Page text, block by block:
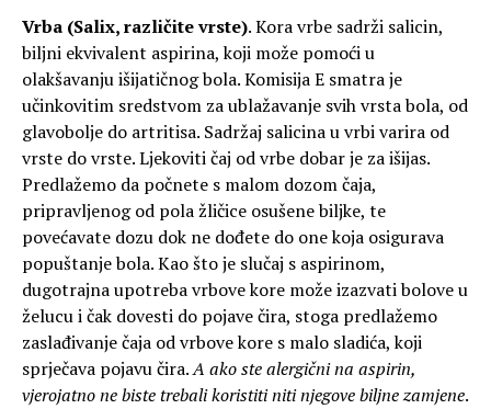
Vrba (Salix, različite vrste). Kora vrbe sadrži salicin,
biljni ekvivalent aspirina, koji može pomoći u
olakšavanju išijatičnog bola. Komisija E smatra je
učinkovitim sredstvom za ublažavanje svih vrsta bola, od
glavobolje do artritisa. Sadržaj salicina u vrbi varira od
vrste do vrste. Ljekoviti čaj od vrbe dobar je za išijas.
Predlažemo da počnete s malom dozom čaja,
pripravljenog od pola žličice osušene biljke, te
povećavate dozu dok ne dođete do one koja osigurava
popuštanje bola. Kao što je slučaj s aspirinom,
dugotrajna upotreba vrbove kore može izazvati bolove u
želucu i čak dovesti do pojave čira, stoga predlažemo
zaslađivanje čaja od vrbove kore s malo sladića, koji
sprječava pojavu čira.A ako ste alergični na aspirin,
vjerojatno ne biste trebali koristiti niti njegove biljne zamjene.